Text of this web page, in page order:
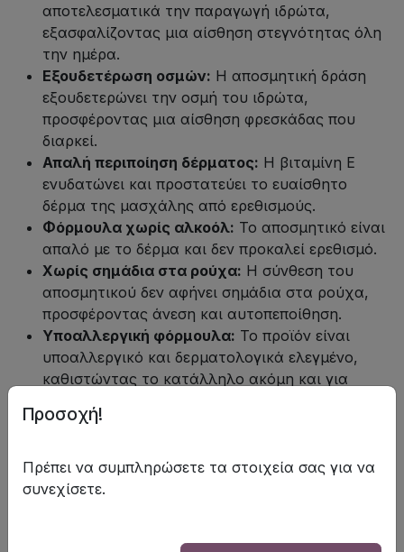
αποτελεσματικά την παραγωγή ιδρώτα,
εξασφαλίζοντας μια αίσθηση στεγνότητας όλη
την ημέρα.
Εξουδετέρωση οσμών: Η αποσμητική δράση
εξουδετερώνει την οσμή του ιδρώτα,
προσφέροντας μια αίσθηση φρεσκάδας που
διαρκεί.
Απαλή περιποίηση δέρματος: Η βιταμίνη Ε
ενυδατώνει και προστατεύει το ευαίσθητο
δέρμα της μασχάλης από ερεθισμούς.
Φόρμουλα χωρίς αλκοόλ: Το αποσμητικό είναι
απαλό με το δέρμα και δεν προκαλεί ερεθισμό.
Χωρίς σημάδια στα ρούχα: Η σύνθεση του
αποσμητικού δεν αφήνει σημάδια στα ρούχα,
προσφέροντας άνεση και αυτοπεποίθηση.
Υποαλλεργική φόρμουλα: Το προϊόν είναι
υποαλλεργικό και δερματολογικά ελεγμένο,
καθιστώντας το κατάλληλο ακόμη και για
Άνετη εφαρμογή roll-on:
ομοιόμορφη κατανομή του προϊόντος.
Μειώνει την έκκριση ιδρώτα.
Προσοχή!
Πρέπει να συμπληρώσετε τα στοιχεία σας για να
συνεχίσετε.